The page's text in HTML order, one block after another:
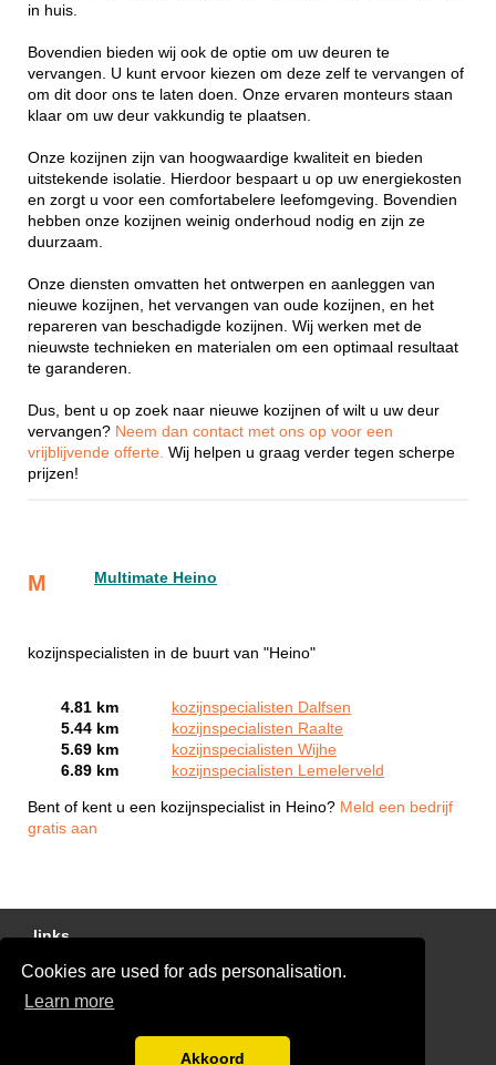
Cookies are used for ads personalisation.
Learn more
Akkoord
in huis.
Bovendien bieden wij ook de optie om uw deuren te
vervangen. U kunt ervoor kiezen om deze zelf te vervangen of
om dit door ons te laten doen. Onze ervaren monteurs staan
klaar om uw deur vakkundig te plaatsen.
Onze kozijnen zijn van hoogwaardige kwaliteit en bieden
uitstekende isolatie. Hierdoor bespaart u op uw energiekosten
en zorgt u voor een comfortabelere leefomgeving. Bovendien
hebben onze kozijnen weinig onderhoud nodig en zijn ze
duurzaam.
Onze diensten omvatten het ontwerpen en aanleggen van
nieuwe kozijnen, het vervangen van oude kozijnen, en het
repareren van beschadigde kozijnen. Wij werken met de
nieuwste technieken en materialen om een optimaal resultaat
te garanderen.
Dus, bent u op zoek naar nieuwe kozijnen of wilt u uw deur
vervangen? Neem dan contact met ons op voor een
vrijblijvende offerte. Wij helpen u graag verder tegen scherpe
prijzen!
M Multimate Heino
kozijnspecialisten in de buurt van "Heino"
4.81 km
kozijnspecialisten Dalfsen
5.44 km
kozijnspecialisten Raalte
5.69 km
kozijnspecialisten Wijhe
6.89 km
kozijnspecialisten Lemelerveld
Bent of kent u een kozijnspecialist in Heino? Meld een bedrijf
gratis aan
links
Gratis Offertes Vergelijken
Disclaimer